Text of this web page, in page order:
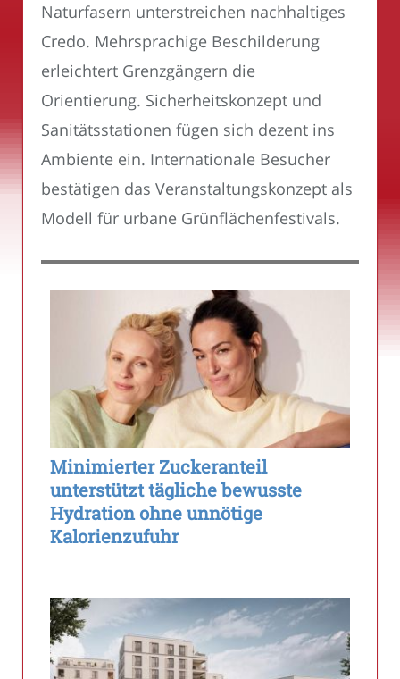
Naturfasern unterstreichen nachhaltiges
Credo. Mehrsprachige Beschilderung
erleichtert Grenzgängern die
Orientierung. Sicherheitskonzept und
Sanitätsstationen fügen sich dezent ins
Ambiente ein. Internationale Besucher
bestätigen das Veranstaltungskonzept als
Modell für urbane Grünflächenfestivals.
Minimierter Zuckeranteil
unterstützt tägliche bewusste
Hydration ohne unnötige
Kalorienzufuhr